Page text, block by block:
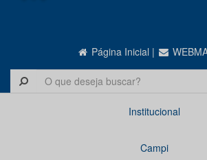
Página Inicial |
Institucional
Campi